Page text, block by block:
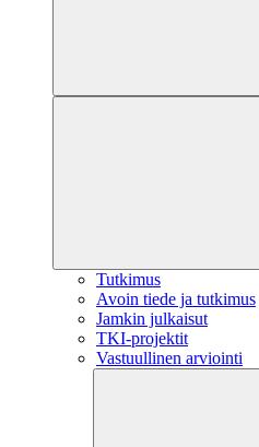
Tutkimus
Avoin tiede ja tutkimus
Jamkin julkaisut
TKI-projektit
Vastuullinen arviointi